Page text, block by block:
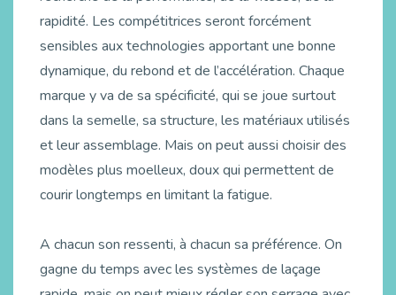
rapidité. Les compétitrices seront forcément
sensibles aux technologies apportant une bonne
dynamique, du rebond et de l’accélération. Chaque
marque y va de sa spécificité, qui se joue surtout
dans la semelle, sa structure, les matériaux utilisés
et leur assemblage. Mais on peut aussi choisir des
modèles plus moelleux, doux qui permettent de
courir longtemps en limitant la fatigue.
A chacun son ressenti, à chacun sa préférence. On
gagne du temps avec les systèmes de laçage